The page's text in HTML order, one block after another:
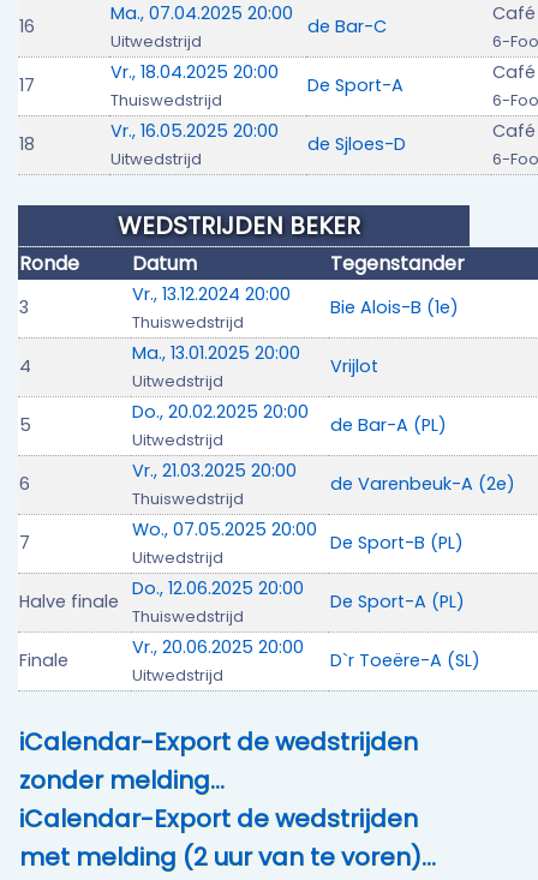
16
Ma., 07.04.2025 20:00
Uitwedstrijd
de Bar-C
6-
17
Vr., 18.04.2025 20:00
Thuiswedstrijd
De Sport-A
6-
18
Vr., 16.05.2025 20:00
Uitwedstrijd
de Sjloes-D
Café
6-
WEDSTRIJDEN BEKER
Ronde Datum Tegenstander
3
Vr., 13.12.2024 20:00
Thuiswedstrijd
Bie Alois-B (1e)
4
Ma., 13.01.2025 20:00
Uitwedstrijd
Vrijlot
5
Do., 20.02.2025 20:00
Uitwedstrijd
de Bar-A (PL)
6
Vr., 21.03.2025 20:00
Thuiswedstrijd
de Varenbeuk-A (2e)
7
Wo., 07.05.2025 20:00
Uitwedstrijd
De Sport-B (PL)
Halve finale
Do., 12.06.2025 20:00
Thuiswedstrijd
De Sport-A (PL)
Finale
Vr., 20.06.2025 20:00
Uitwedstrijd
D`r Toeëre-A (SL)
iCalendar-Export de wedstrijden
zonder melding…
iCalendar-Export de wedstrijden
met melding (2 uur van te voren)…